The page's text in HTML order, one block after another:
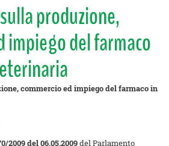
produzione,
impiego del farmaco
commercio ed impiego del farmaco in
2009 del 06.05.2009del Parlamento